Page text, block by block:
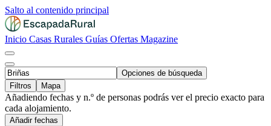
Salto al contenido principal
Inicio Casas Rurales Guías Ofertas Magazine
Opciones de búsqueda
Filtros
Mapa
Añadiendo fechas y n.º de personas podrás ver el precio exacto para
cada alojamiento.
Añadir fechas